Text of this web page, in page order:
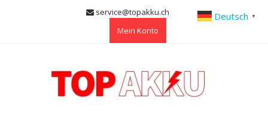
service@topakku.ch
Mein Konto
Deutsch ▼